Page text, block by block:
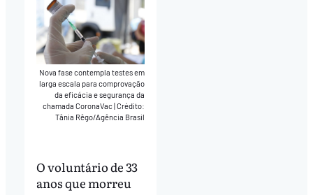
Nova fase contempla testes em
larga escala para comprovação
da eficácia e segurança da
chamada CoronaVac|Crédito:
Tânia Rêgo/Agência Brasil
O voluntário de 33
anos que morreu